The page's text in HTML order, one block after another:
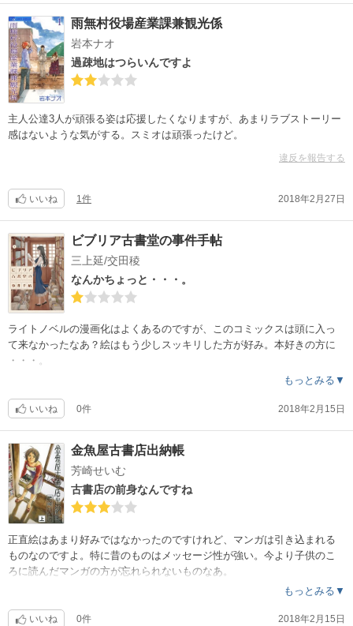
雨無村役場産業課兼観光係
岩本ナオ
過疎地はつらいんですよ
主人公達3人が頑張る姿は応援したくなりますが、あまりラブストーリー
感はないような気がする。スミオは頑張ったけど。
違反を報告する
いいね 1件 2018年2月27日
ビブリア古書堂の事件手帖
三上延/交田稜
なんかちょっと・・・。
ライトノベルの漫画化はよくあるのですが、このコミックスは頭に入っ
て来なかったなあ？絵はもう少しスッキリした方が好み。本好きの方に
・・・。
もっとみる▼
いいね 0件 2018年2月15日
金魚屋古書店出納帳
芳崎せいむ
古書店の前身なんですね
正直絵はあまり好みではなかったのですけれど、マンガは引き込まれる
ものなのですよ。特に昔のものはメッセージ性が強い。今より子供のこ
ろに読んだマンガの方が忘れられないものなあ。
もっとみる▼
いいね 0件 2018年2月15日